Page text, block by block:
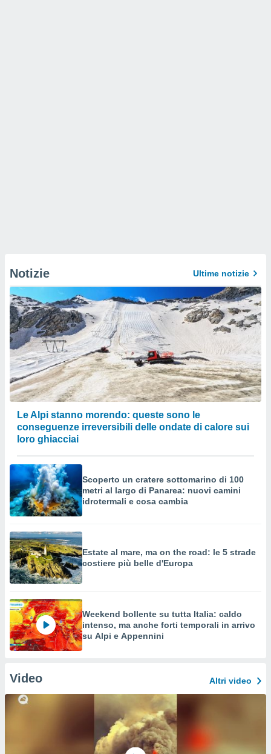
Notizie Ultime notizie
Le Alpi stanno morendo: queste sono le
conseguenze irreversibili delle ondate di calore sui
loro ghiacciai
Scoperto un cratere sottomarino di 100
metri al largo di Panarea: nuovi camini
idrotermali e cosa cambia
Estate al mare, ma on the road: le 5 strade
costiere più belle d'Europa
Weekend bollente su tutta Italia: caldo
intenso, ma anche forti temporali in arrivo
su Alpi e Appennini
Video Altri video